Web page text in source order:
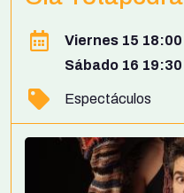
Viernes 15 18:00
Sábado 16 19:30
Espectáculos